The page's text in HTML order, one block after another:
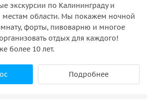
экскурсии по Калининграду и
области. Мы покажем ночной
форты, пивоварню и многое
отдых для каждого!
более 10 лет.
Подробнее